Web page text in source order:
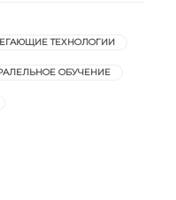
ТЕХНОЛОГИИ
ОБУЧЕНИЕ